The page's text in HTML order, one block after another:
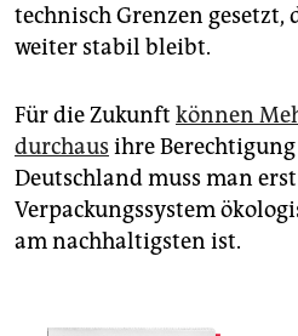
technisch Grenzen gesetzt,
weiter stabil bleibt.
Für die Zukunft können
durchaus ihre
Deutschland muss man
Verpackungssystem
am nachhaltigsten ist.